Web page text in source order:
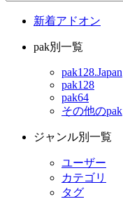
新着アドオン
pak別一覧
pak128.Japan
pak128
pak64
その他のpak
ジャンル別一覧
ユーザー
カテゴリ
タグ